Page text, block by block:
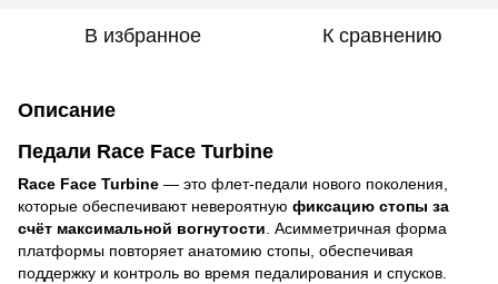
В избранное К сравнению
Описание
Педали Race Face Turbine
Race Face Turbine — это флет-педали нового поколения,
которые обеспечивают невероятную фиксацию стопы за
счёт максимальной вогнутости . Асимметричная форма
платформы повторяет анатомию стопы, обеспечивая
поддержку и контроль во время педалирования и спусков.